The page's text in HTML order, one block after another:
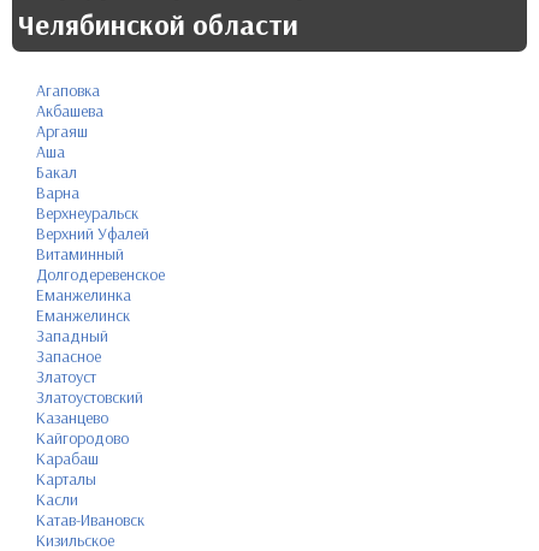
Челябинской области
Агаповка
Акбашева
Аргаяш
Аша
Бакал
Варна
Верхнеуральск
Верхний Уфалей
Витаминный
Долгодеревенское
Еманжелинка
Еманжелинск
Западный
Запасное
Златоуст
Златоустовский
Казанцево
Кайгородово
Карабаш
Карталы
Касли
Катав-Ивановск
Кизильское